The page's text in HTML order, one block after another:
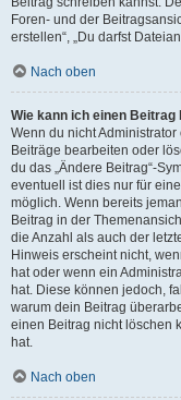
Foren- und der
erstellen“, „Du darfst
Nach oben
Wie kann ich einen
Wenn du nicht
Beiträge bearbeiten oder
du das „Ändere Beitrag“-
eventuell ist dies nur für
möglich. Wenn bereits
Beitrag in der
die Anzahl als auch der
Hinweis erscheint nicht,
hat oder wenn ein
hat. Diese können jedoch,
warum dein Beitrag
einen Beitrag nicht löschen
hat.
Nach oben